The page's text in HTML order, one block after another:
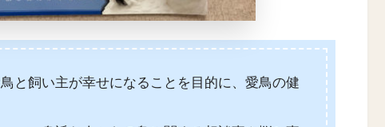
と飼い主が幸せになることを目的に、愛鳥の健